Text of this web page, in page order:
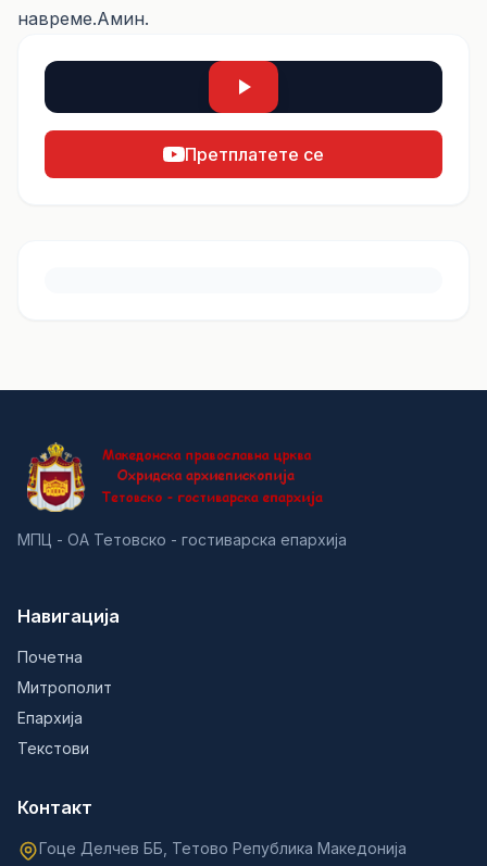
навреме.Амин.
Претплатете се
МПЦ - ОА Тетовско - гостиварска епархија
Навигација
Почетна
Митрополит
Епархија
Текстови
Контакт
Гоце Делчев ББ, Тетово Република Македонија